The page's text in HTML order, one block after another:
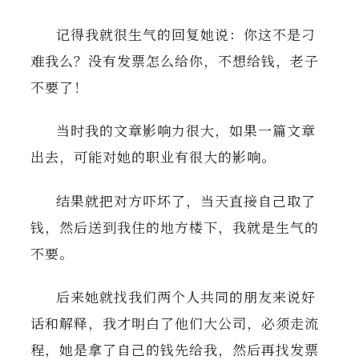
记得我就很生气的回复她说：你这不是刁
难我么？没有发票怎么给你，不想给钱，老子
不要了！
当时我的文章影响力很大，如果一篇文章
出去，可能对她的职业有很大的影响。
结果就把对方吓坏了，当天直接自己取了
钱，然后送到我住的地方楼下，我就是生气的
不要。
后来她就找我们两个人共同的朋友来说好
话和解释，我才明白了他们大公司，必须走流
程，她是拿了自己的钱先给我，然后再找发票